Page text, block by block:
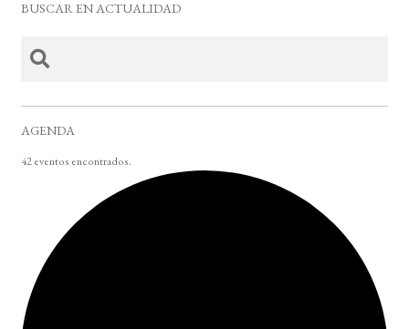
BUSCAR EN ACTUALIDAD
AGENDA
42 eventos encontrados.